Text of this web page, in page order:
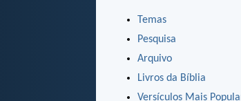
Temas
Pesquisa
Arquivo
Livros da Bíblia
Versículos Mais